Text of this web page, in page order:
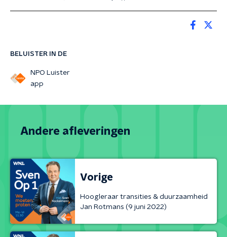
BELUISTER IN DE
NPO Luister
app
Andere afleveringen
Vorige
Hoogleraar transities & duurzaamheid
Jan Rotmans (9 juni 2022)